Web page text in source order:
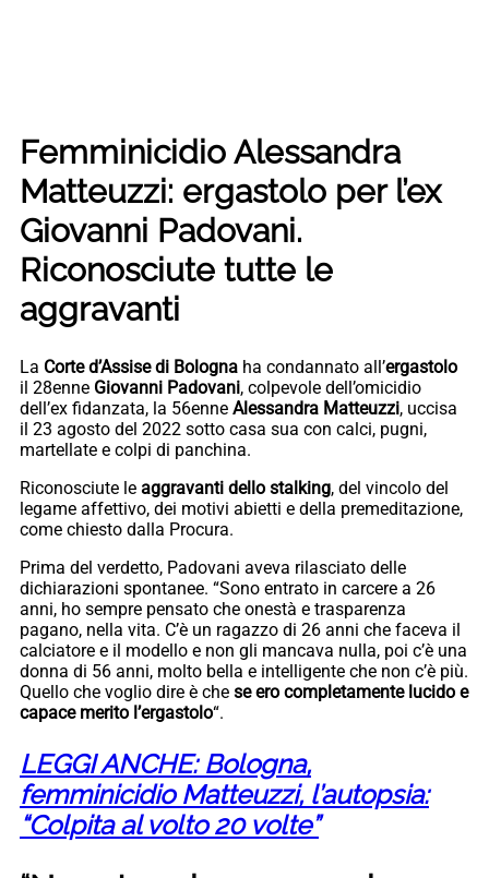
Femminicidio Alessandra
Matteuzzi: ergastolo per l’ex
Giovanni Padovani.
Riconosciute tutte le
aggravanti
La Corte d’Assise di Bologna ha condannato all’ergastolo
il 28enne Giovanni Padovani, colpevole dell’omicidio
dell’ex fidanzata, la 56enne Alessandra Matteuzzi, uccisa
il 23 agosto del 2022 sotto casa sua con calci, pugni,
martellate e colpi di panchina.
Riconosciute le aggravanti dello stalking, del vincolo del
legame affettivo, dei motivi abietti e della premeditazione,
come chiesto dalla Procura.
Prima del verdetto, Padovani aveva rilasciato delle
dichiarazioni spontanee. “Sono entrato in carcere a 26
anni, ho sempre pensato che onestà e trasparenza
pagano, nella vita. C’è un ragazzo di 26 anni che faceva il
calciatore e il modello e non gli mancava nulla, poi c’è una
donna di 56 anni, molto bella e intelligente che non c’è più.
Quello che voglio dire è che se ero completamente lucido e
capace merito l’ergastolo“.
LEGGI ANCHE: Bologna,
femminicidio Matteuzzi, l’autopsia:
“Colpita al volto 20 volte”